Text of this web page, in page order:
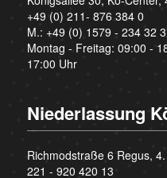
+49 (0) 211- 876 384 0
M.: +49 (0) 1579 - 234 32
Montag - Freitag: 09:00 -
17:00 Uhr
Niederlassung
Richmodstraße 6 Regus,
221 - 920 420 13